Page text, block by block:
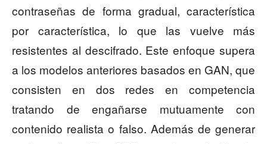
contraseñas de forma gradual, característica
por característica, lo que las vuelve más
resistentes al descifrado. Este enfoque supera
a los modelos anteriores basados en GAN, que
consisten en dos redes en competencia
tratando de engañarse mutuamente con
contenido realista o falso. Además de generar